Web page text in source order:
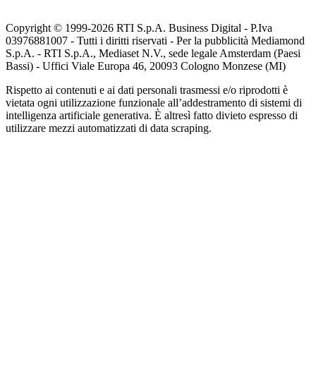
Copyright © 1999-2026 RTI S.p.A. Business Digital - P.Iva
03976881007 - Tutti i diritti riservati - Per la pubblicità Mediamond
S.p.A. - RTI S.p.A., Mediaset N.V., sede legale Amsterdam (Paesi
Bassi) - Uffici Viale Europa 46, 20093 Cologno Monzese (MI)
Rispetto ai contenuti e ai dati personali trasmessi e/o riprodotti è
vietata ogni utilizzazione funzionale all’addestramento di sistemi di
intelligenza artificiale generativa. È altresì fatto divieto espresso di
utilizzare mezzi automatizzati di data scraping.